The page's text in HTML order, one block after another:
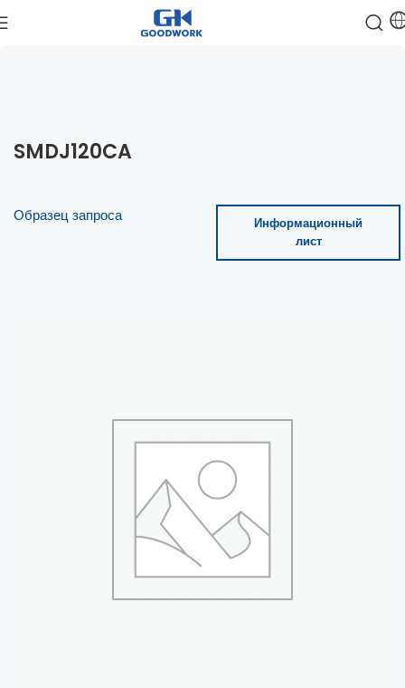
SMDJ120CA
Образец запроса
Информационный
лист